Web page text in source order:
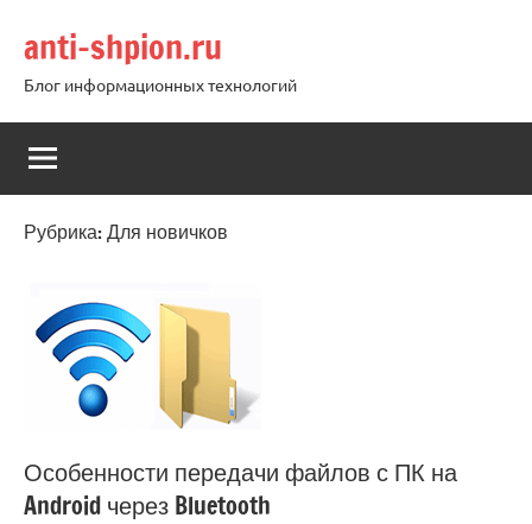
содержимому
anti-shpion.ru
Блог информационных технологий
Рубрика:Для новичков
Особенности передачи файлов с ПК на
Android через Bluetooth